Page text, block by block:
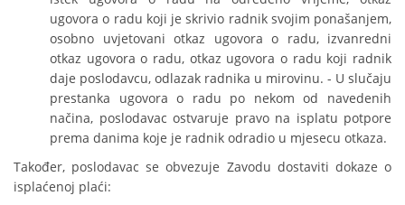
ugovora o radu koji je skrivio radnik svojim ponašanjem,
osobno uvjetovani otkaz ugovora o radu, izvanredni
otkaz ugovora o radu, otkaz ugovora o radu koji radnik
daje poslodavcu, odlazak radnika u mirovinu. - U slučaju
prestanka ugovora o radu po nekom od navedenih
načina, poslodavac ostvaruje pravo na isplatu potpore
prema danima koje je radnik odradio u mjesecu otkaza.
Također, poslodavac se obvezuje Zavodu dostaviti dokaze o
isplaćenoj plaći: